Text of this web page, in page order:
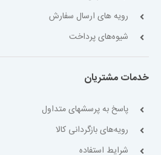
رویه های ارسال سفارش
شیوه‌های پرداخت
خدمات مشتریان
پاسخ به پرسشهای متداول
رویه‌های بازگردانی کالا
شرایط استفاده